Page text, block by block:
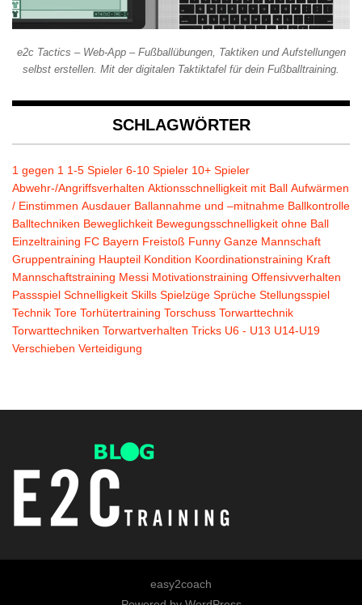
e2c Tactics – Web-App – Fußballübungen, Taktiken und Aufstellungen
selbst erstellen. Mit der digitalen Taktiktafel für dein Fußballtraining.
SCHLAGWÖRTER
1 gegen 1 1-5 Spieler 6-10 Spieler 10+ Spieler
Abwehr-/Angriffsverhalten Aktionsschnelligkeit mit Ball Aufwärmen
/ Einstimmen Ausdauer Ballannahme und –mitnahme Ballkontrolle
Balltechniken Beweglichkeit Bewegungsschnelligkeit ohne Ball
Einzeltraining FC Bayern Freistoß Funny Ganze Mannschaft
Gruppentraining Haupteil Kondition Koordinationstraining Kraft
Mannschaftstraining Messi Motivationstraining Offensivverhalten
Passspiel Schnelligkeit Skills Spielzüge Sprüche Stellungsspiel
Technik Tore Torhütertraining Torschuss Torwarttechnik
Torwarttechniken Torwartverhalten Tricks U6 - U13 U14-U19
Verschieben Verteidigung
easy2coach